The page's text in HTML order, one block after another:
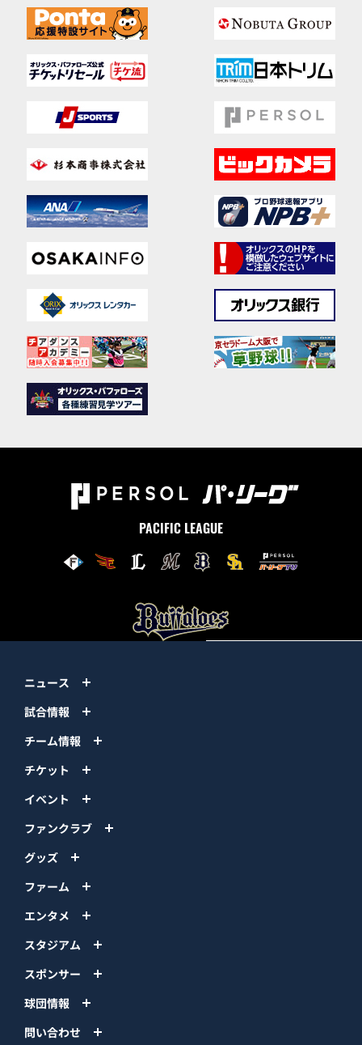
PACIFIC LEAGUE
ニュース
試合情報
チーム情報
チケット
イベント
ファンクラブ
グッズ
ファーム
エンタメ
スタジアム
スポンサー
球団情報
問い合わせ